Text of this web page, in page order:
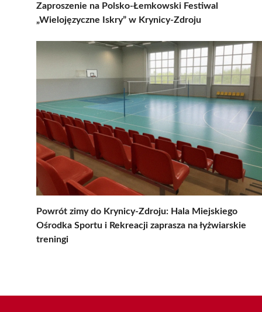
Zaproszenie na Polsko-Łemkowski Festiwal
„Wielojęzyczne Iskry” w Krynicy-Zdroju
Powrót zimy do Krynicy-Zdroju: Hala Miejskiego
Ośrodka Sportu i Rekreacji zaprasza na łyżwiarskie
treningi